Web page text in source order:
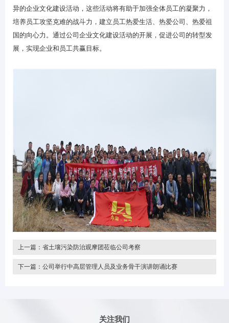
异的企业文化建设活动，这些活动将有助于加强全体员工的凝聚力，
培养员工攻坚克难的战斗力，建立员工热爱生活、热爱公司、热爱祖
国的向心力。通过公司企业文化建设活动的开展，促进公司的转型发
展，实现企业和员工共赢目标。
上一篇： 省土壤污染防治观摩团莅临公司考察
下一篇： 公司举行中高层管理人员及业务骨干演讲朗诵比赛
关注我们